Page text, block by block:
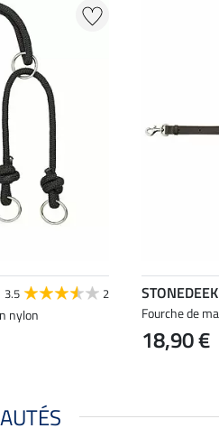
3.5 2
nylon
STONEDEEK
Fourche de
18,90 €